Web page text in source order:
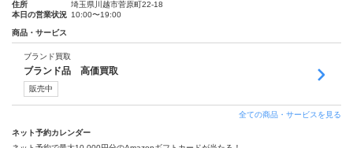
住所
埼玉県川越市菅原町22-18
本日の営業状況 10:00〜19:00
商品・サービス
ブランド買取
ブランド品 高価買取
販売中
全ての商品・サービスを見る
ネット予約カレンダー